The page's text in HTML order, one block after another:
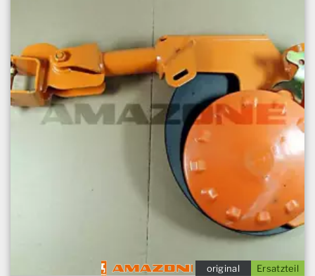
Ersatzteil
original